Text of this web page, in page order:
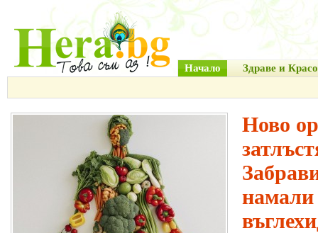
Начало Здраве и
Ново
намали